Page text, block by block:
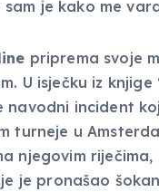
priprema svoje
U isječku iz knjige
navodni incident
turneje u
njegovim
je pronašao